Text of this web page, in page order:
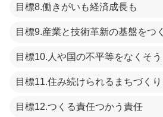
目標8.働きがいも経済成長も
目標9.産業と技術革新の基盤をつ
目標10.人や国の不平等をなくそう
目標11.住み続けられるまちづく
目標12.つくる責任つかう責任